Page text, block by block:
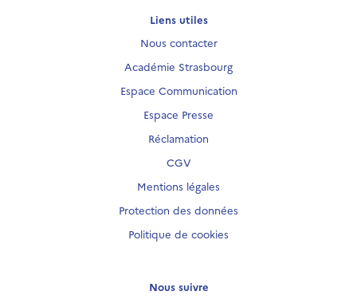
Liens utiles
Nous contacter
Académie Strasbourg
Espace Communication
Espace Presse
Réclamation
CGV
Mentions légales
Protection des données
Politique de cookies
Nous suivre